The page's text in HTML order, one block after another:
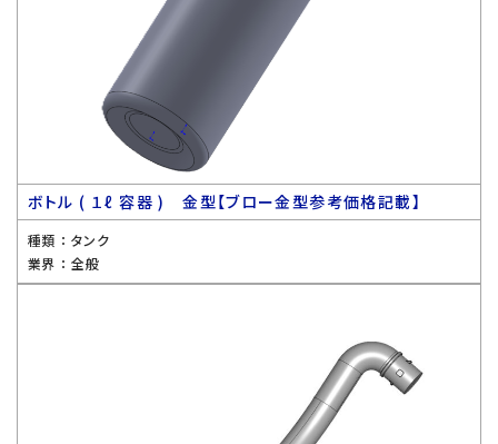
ボトル ( １ℓ 容器 ) 金型【ブロー金型参考価格記載】
種類 ： タンク
業界 ： 全般